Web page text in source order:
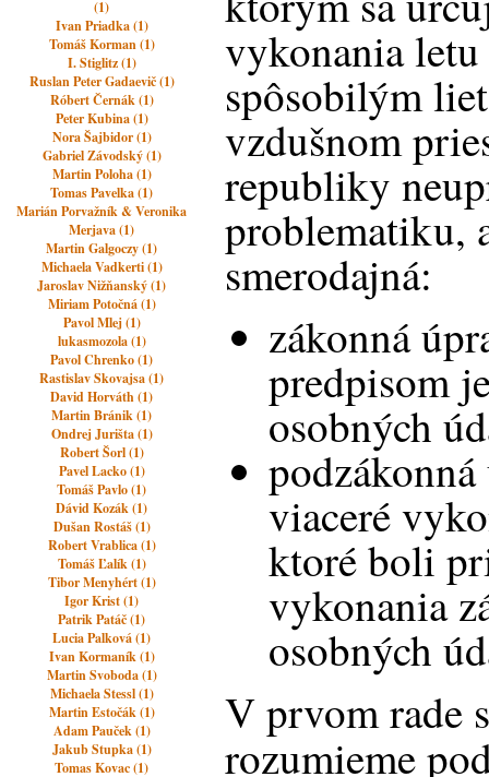
(1)
Ivan Priadka (1)
Tomáš Korman (1)
I. Stiglitz (1)
Ruslan Peter Gadaevič (1)
Róbert Černák (1)
Peter Kubina (1)
Nora Šajbidor (1)
Gabriel Závodský (1)
Martin Poloha (1)
Tomas Pavelka (1)
Marián Porvažník & Veronika
Merjava (1)
Martin Galgoczy (1)
Michaela Vadkerti (1)
Jaroslav Nižňanský (1)
Miriam Potočná (1)
Pavol Mlej (1)
lukasmozola (1)
Pavol Chrenko (1)
Rastislav Skovajsa (1)
David Horváth (1)
Martin Bránik (1)
Ondrej Jurišta (1)
Robert Šorl (1)
Pavel Lacko (1)
Tomáš Pavlo (1)
Dávid Kozák (1)
Dušan Rostáš (1)
Robert Vrablica (1)
Tomáš Ľalík (1)
Tibor Menyhért (1)
Igor Krist (1)
Patrik Patáč (1)
Lucia Palková (1)
Ivan Kormaník (1)
Martin Svoboda (1)
Michaela Stessl (1)
Martin Estočák (1)
Adam Pauček (1)
Jakub Stupka (1)
Tomas Kovac (1)
vykonania
spôsobilým
vzdušnom
republiky
problematiku,
smerodajná:
zákonná
predpisom
osobných
viaceré
ktoré boli
vykonania
osobných
V prvom rade
rozumieme